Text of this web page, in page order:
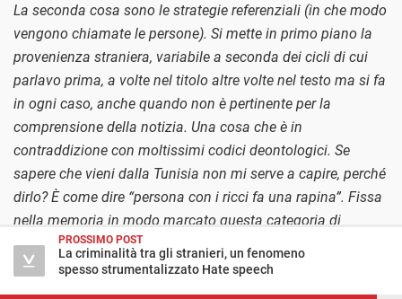
La seconda cosa sono le strategie referenziali (in che modo
vengono chiamate le persone). Si mette in primo piano la
provenienza straniera, variabile a seconda dei cicli di cui
parlavo prima, a volte nel titolo altre volte nel testo ma si fa
in ogni caso, anche quando non è pertinente per la
comprensione della notizia. Una cosa che è in
contraddizione con moltissimi codici deontologici. Se
sapere che vieni dalla Tunisia non mi serve a capire, perché
dirlo? È come dire “persona con i ricci fa una rapina”. Fissa
nella memoria in modo marcato questa categoria di
provenienza come categoria che ci aiuta a capire perché è
stata fatta questa cosa.
PROSSIMO POST
La criminalità tra gli stranieri, un fenomeno
spesso strumentalizzato Hate speech